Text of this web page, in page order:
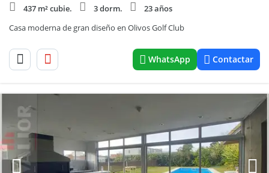
437 m² cubie.
3 dorm.
23 años
Casa moderna de gran diseño en Olivos Golf Club
WhatsApp Contactar